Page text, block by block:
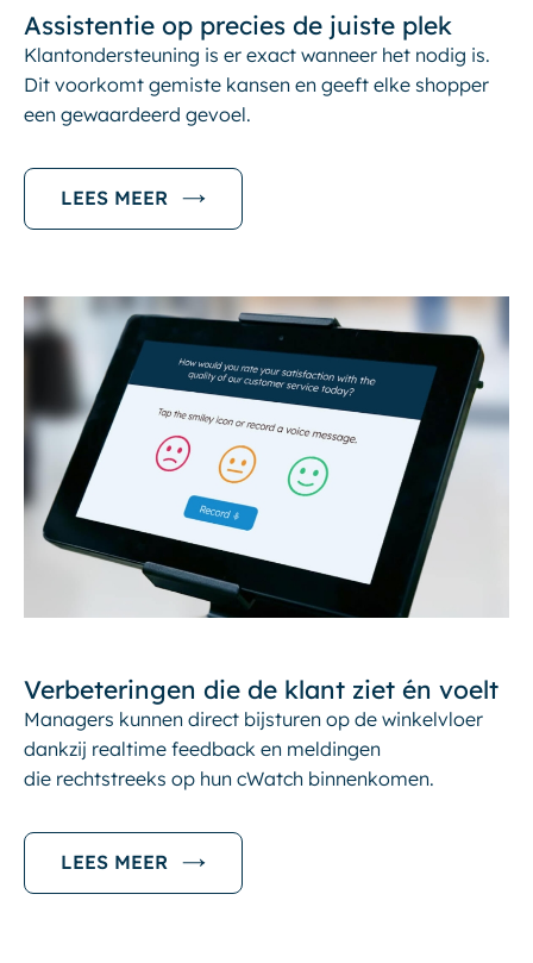
Assistentie op precies de juiste plek
Klantondersteuning is er exact wanneer het nodig is.
Dit voorkomt gemiste kansen en geeft elke shopper
een gewaardeerd gevoel.
LEES MEER
Verbeteringen die de klant ziet én voelt
Managers kunnen direct bijsturen op de winkelvloer
dankzij realtime feedback en meldingen
die rechtstreeks op hun cWatch binnenkomen.
LEES MEER